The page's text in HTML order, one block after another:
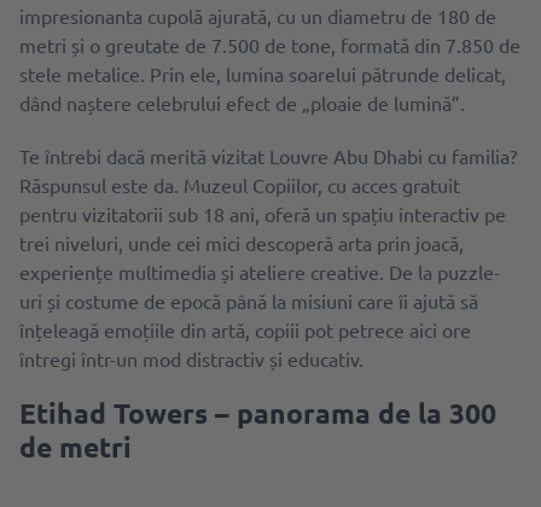
impresionanta cupolă ajurată, cu un diametru de 180 de
metri și o greutate de 7.500 de tone, formată din 7.850 de
stele metalice. Prin ele, lumina soarelui pătrunde delicat,
dând naștere celebrului efect de „ploaie de lumină”.
Te întrebi dacă merită vizitat Louvre Abu Dhabi cu familia?
Răspunsul este da. Muzeul Copiilor, cu acces gratuit
pentru vizitatorii sub 18 ani, oferă un spațiu interactiv pe
trei niveluri, unde cei mici descoperă arta prin joacă,
experiențe multimedia și ateliere creative. De la puzzle-
uri și costume de epocă până la misiuni care îi ajută să
înțeleagă emoțiile din artă, copiii pot petrece aici ore
întregi într-un mod distractiv și educativ.
Etihad Towers – panorama de la 300
de metri